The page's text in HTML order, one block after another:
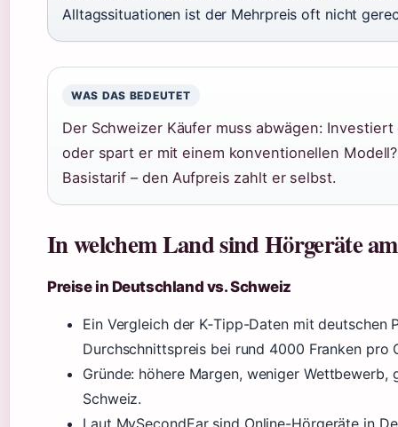
Alltagssituationen ist der Mehrpreis oft nicht
WAS DAS BEDEUTET
Der Schweizer Käufer muss abwägen:
oder spart er mit einem konventionellen
Basistarif – den Aufpreis zahlt er selbst.
In welchem Land sind Hörgeräte
Preise in Deutschland vs. Schweiz
Ein Vergleich der K‑Tipp-Daten mit
Durchschnittspreis bei rund 4000 Franken pro
Gründe: höhere Margen, weniger
Schweiz.